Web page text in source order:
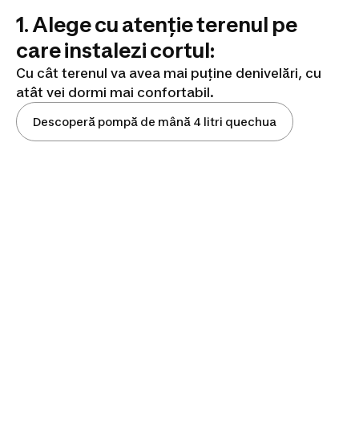
1. Alege cu atenție terenul pe
care instalezi cortul:
Cu cât terenul va avea mai puține denivelări, cu
atât vei dormi mai confortabil.
Descoperă pompă de mână 4 litri quechua